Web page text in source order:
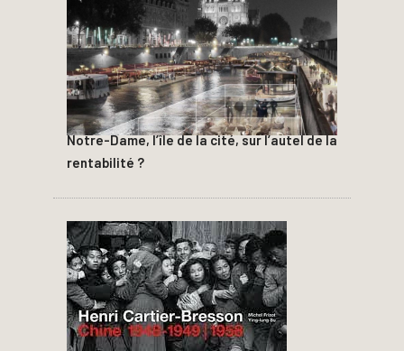
Notre-Dame, l’île de la cité, sur l’autel de la
rentabilité ?